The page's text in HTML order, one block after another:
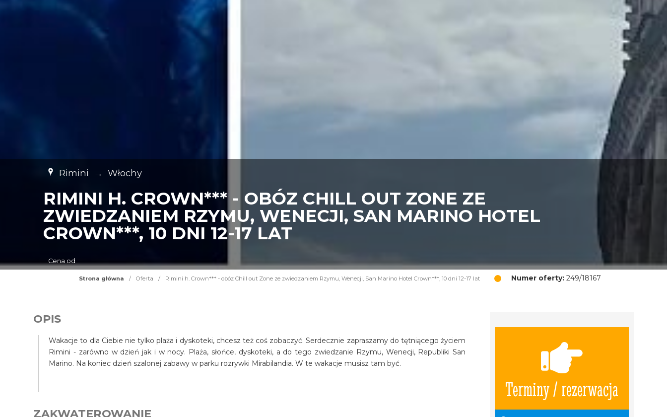
Rimini → Włochy
RIMINI H. CROWN*** - OBÓZ CHILL OUT ZONE ZE
ZWIEDZANIEM RZYMU, WENECJI, SAN MARINO HOTEL
CROWN***, 10 DNI 12-17 LAT
Cena od
Strona główna / Oferta / Rimini h. Crown*** - obóz Chill out Zone ze zwiedzaniem Rzymu, Wenecji, San Marino Hotel Crown***, 10 dni 12-17 lat Numer oferty:249/18167
Terminy / rezerwacja
OPIS
Wakacje to dla Ciebie nie tylko plaża i dyskoteki, chcesz też coś zobaczyć. Serdecznie zapraszamy do tętniącego życiem
Rimini - zarówno w dzień jak i w nocy. Plaża, słońce, dyskoteki, a do tego zwiedzanie Rzymu, Wenecji, Republiki San
Marino. Na koniec dzień szalonej zabawy w parku rozrywki Mirabilandia. W te wakacje musisz tam być.
ZAKWATEROWANIE